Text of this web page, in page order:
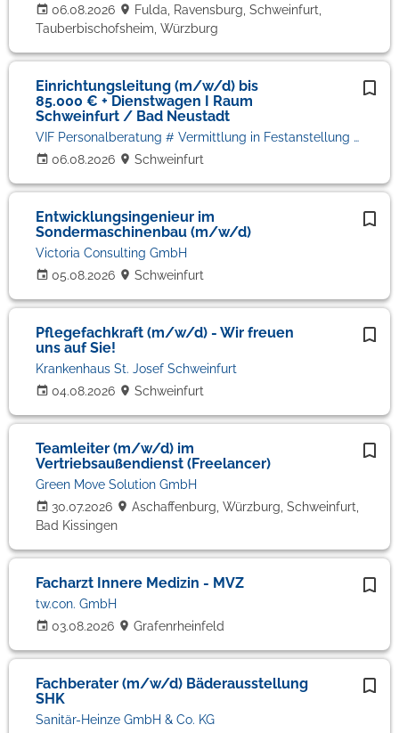
06.08.2026
Fulda, Ravensburg, Schweinfurt,
Tauberbischofsheim, Würzburg
Einrichtungsleitung (m/w/d) bis
85.000 € + Dienstwagen I Raum
Schweinfurt / Bad Neustadt
06.08.2026
VIF Personalberatung # Vermittlung in Festanstellung # Volker Bronheim
Schweinfurt
Entwicklungsingenieur im
Sondermaschinenbau (m/w/d)
05.08.2026
Victoria Consulting GmbH
Schweinfurt
Pflegefachkraft (m/w/d) - Wir freuen
uns auf Sie!
04.08.2026
Krankenhaus St. Josef Schweinfurt
Schweinfurt
Teamleiter (m/w/d) im
Vertriebsaußendienst (Freelancer)
30.07.2026
Green Move Solution GmbH
Aschaffenburg, Würzburg, Schweinfurt,
Bad Kissingen
Facharzt Innere Medizin - MVZ
03.08.2026
tw.con. GmbH
Grafenrheinfeld
Fachberater (m/w/d) Bäderausstellung
SHK
Sanitär-Heinze GmbH & Co. KG